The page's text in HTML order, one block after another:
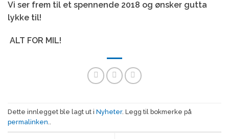
Vi ser frem til et spennende 2018 og ønsker gutta
lykke til!
ALT FOR MIL!
Dette innlegget ble lagt ut i Nyheter. Legg til bokmerke på
permalinken